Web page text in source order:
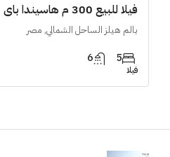
فيلا للبيع 300 م هاسيندا باي
بالم هيلز الساحل الشمالي, مصر
5
6
فيلا